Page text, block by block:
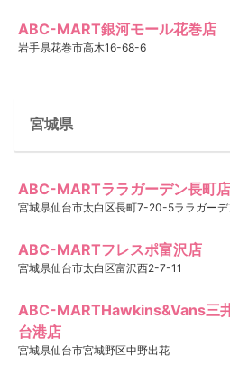
ABC-MART銀河モール花巻店
岩手県花巻市高木16-68-6
宮城県
ABC-MARTララガーデン長町店
宮城県仙台市太白区長町7-20-5ララガー
ABC-MARTフレスポ富沢店
宮城県仙台市太白区富沢西2-7-11
ABC-MARTHawkins&Vans三
台港店
宮城県仙台市宮城野区中野出花